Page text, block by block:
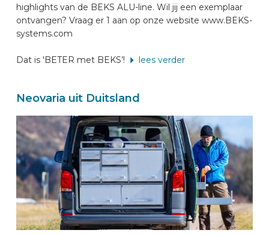
highlights van de BEKS ALU-line. Wil jij een exemplaar
ontvangen? Vraag er 1 aan op onze website www.BEKS-
systems.com
Dat is 'BETER met BEKS’! lees verder
Neovaria uit Duitsland